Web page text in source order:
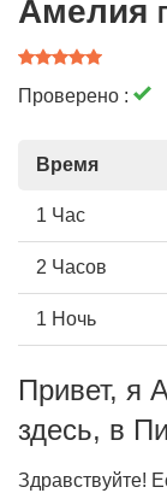
Амелия
Проверено :
Время
1 Час
2 Часов
1 Ночь
Привет, я
здесь, в
Здравствуйте!